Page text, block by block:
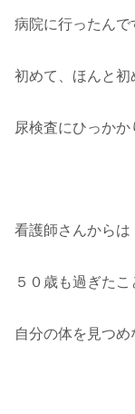
病院に行ったんで
初めて、ほんと初
尿検査にひっか
看護師さんからは
５０歳も過ぎた
自分の体を見つめ